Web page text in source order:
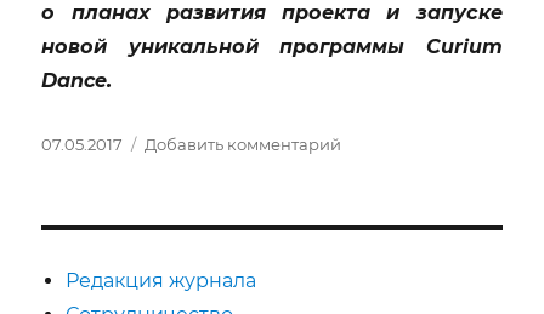
о планах развития проекта и запуске
новой уникальной программы Curium
Dance.
Опубликовано
07.05.2017 Добавить комментарий
Редакция журнала